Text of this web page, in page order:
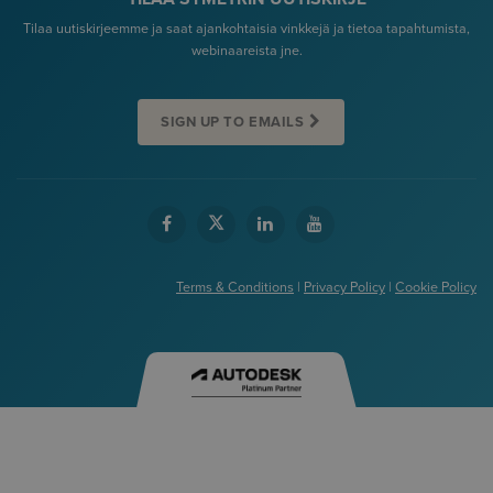
Tilaa uutiskirjeemme ja saat ajankohtaisia vinkkejä ja tietoa tapahtumista,
webinaareista jne.
SIGN UP TO EMAILS
Terms & Conditions | Privacy Policy | Cookie Policy